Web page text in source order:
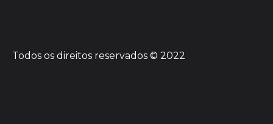
Todos os direitos reservados © 2022